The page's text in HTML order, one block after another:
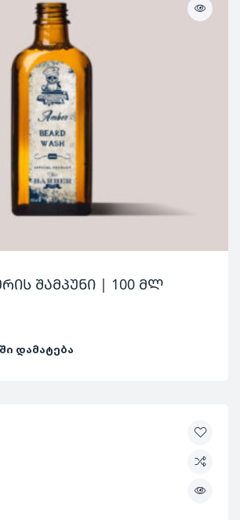
შამპუნი | 100 მლ
ᲓᲐᲛᲐᲢᲔᲑᲐ